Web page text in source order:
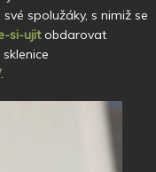
spolužáky, s nimiž se
si-ujitobdarovat
.